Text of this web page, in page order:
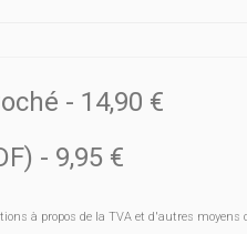
- 14,90 €
- 9,95 €
à propos de la TVA et d'autres moyens